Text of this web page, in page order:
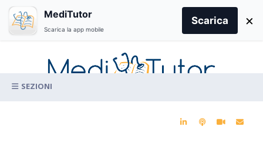
content
for:
MediTutor
Scarica la app mobile
Scarica ×